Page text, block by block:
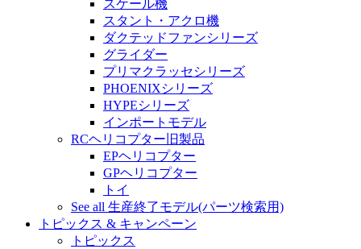
スケール機
スタント・アクロ機
ダクテッドファンシリーズ
グライダー
プリマクラッセシリーズ
PHOENIXシリーズ
HYPEシリーズ
インポートモデル
RCヘリコプター旧製品
EPヘリコプター
GPヘリコプター
トイ
See all 生産終了モデル(パーツ検索用)
トピックス & キャンペーン
トピックス